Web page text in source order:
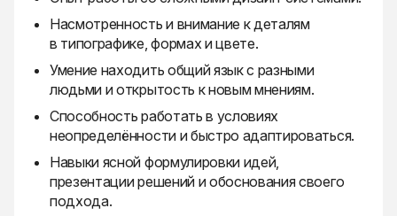
Насмотренность и внимание к деталям
в типографике, формах и цвете.
Умение находить общий язык с разными
людьми и открытость к новым мнениям.
Способность работать в условиях
неопределённости и быстро адаптироваться.
Навыки ясной формулировки идей,
презентации решений и обоснования своего
подхода.